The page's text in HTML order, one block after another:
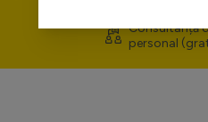
Consultanță
personal